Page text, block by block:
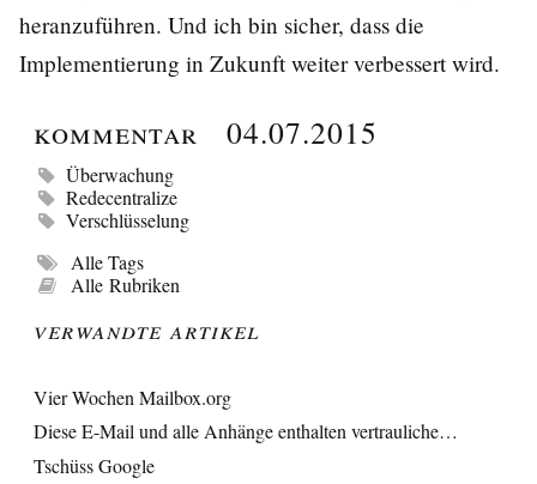
heranzuführen. Und ich bin sicher, dass die
Implementierung in Zukunft weiter verbessert wird.
Kommentar 04.07.2015
Überwachung
Redecentralize
Verschlüsselung
Alle Tags
Alle Rubriken
Verwandte Artikel
Vier Wochen Mailbox.org
Diese E-Mail und alle Anhänge enthalten vertrauliche…
Tschüss Google